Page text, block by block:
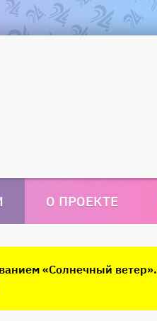
О ПРОЕКТЕ
«Солнечный ветер».